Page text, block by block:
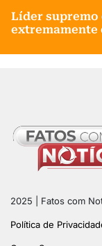
Líder supremo
extremamente
2025 | Fatos com
Política de